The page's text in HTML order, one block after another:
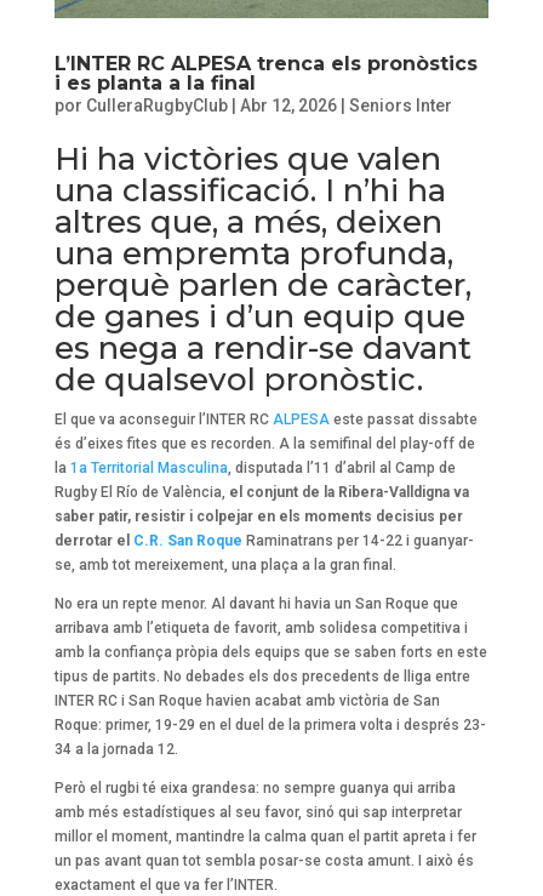
L’INTER RC ALPESA trenca els pronòstics
i es planta a la final
por CulleraRugbyClub| Abr 12, 2026| Seniors Inter
Hi ha victòries que valen
una classificació. I n’hi ha
altres que, a més, deixen
una empremta profunda,
perquè parlen de caràcter,
de ganes i d’un equip que
es nega a rendir-se davant
de qualsevol pronòstic.
El que va aconseguir l’INTER RC ALPESAeste passat dissabte
és d’eixes fites que es recorden. A la semifinal del play-off de
la 1a Territorial Masculina, disputada l’11 d’abril al Camp de
Rugby El Río de València, el conjunt de la Ribera-Valldigna va
saber patir, resistir i colpejar en els moments decisius per
derrotar el C.R. San Roque Raminatrans per 14-22 i guanyar-
se, amb tot mereixement, una plaça a la gran final.
No era un repte menor. Al davant hi havia un San Roque que
arribava amb l’etiqueta de favorit, amb solidesa competitiva i
amb la confiança pròpia dels equips que se saben forts en este
tipus de partits. No debades els dos precedents de lliga entre
INTER RC i San Roque havien acabat amb victòria de San
Roque: primer, 19-29 en el duel de la primera volta i després 23-
34 a la jornada 12.
Però el rugbi té eixa grandesa: no sempre guanya qui arriba
amb més estadístiques al seu favor, sinó qui sap interpretar
millor el moment, mantindre la calma quan el partit apreta i fer
un pas avant quan tot sembla posar-se costa amunt. I això és
exactament el que va fer l’INTER.